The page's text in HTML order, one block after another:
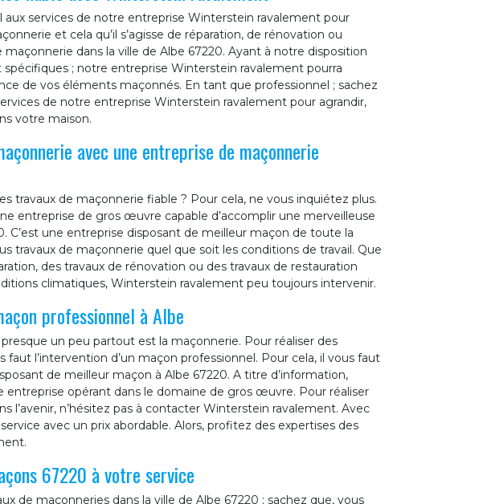
aux services de notre entreprise Winterstein ravalement pour
et cela qu’il s’agisse de réparation, de rénovation ou
dans la ville de Albe 67220. Ayant à notre disposition
; notre entreprise Winterstein ravalement pourra
de vos éléments maçonnés. En tant que professionnel ; sachez
de notre entreprise Winterstein ravalement pour agrandir,
votre maison.
avec une entreprise de maçonnerie
travaux de maçonnerie fiable ? Pour cela, ne vous inquiétez plus.
entreprise de gros œuvre capable d’accomplir une merveilleuse
C’est une entreprise disposant de meilleur maçon de toute la
travaux de maçonnerie quel que soit les conditions de travail. Que
des travaux de rénovation ou des travaux de restauration
climatiques, Winterstein ravalement peu toujours intervenir.
professionnel à Albe
un peu partout est la maçonnerie. Pour réaliser des
faut l’intervention d’un maçon professionnel. Pour cela, il vous faut
de meilleur maçon à Albe 67220. A titre d’information,
opérant dans le domaine de gros œuvre. Pour réaliser
l’avenir, n’hésitez pas à contacter Winterstein ravalement. Avec
avec un prix abordable. Alors, profitez des expertises des
67220 à votre service
de maçonneries dans la ville de Albe 67220 ; sachez que, vous